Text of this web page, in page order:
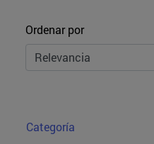
Ordenar
Ordenar por
Categoría